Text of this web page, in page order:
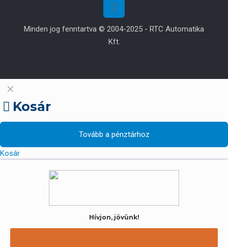
Minden jog fenntartva © 2004-2025 - RTC Automatika
Kft.
✕
Kosár
Tovább a pénztárhoz
Kosár
Hívjon, jövünk!